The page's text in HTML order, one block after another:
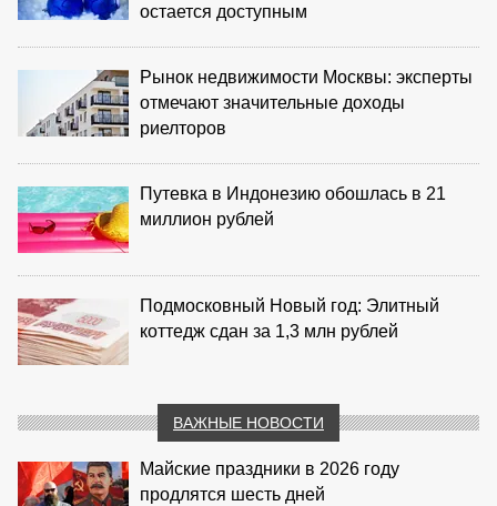
остается доступным
Рынок недвижимости Москвы: эксперты
отмечают значительные доходы
риелторов
Путевка в Индонезию обошлась в 21
миллион рублей
Подмосковный Новый год: Элитный
коттедж сдан за 1,3 млн рублей
ВАЖНЫЕ НОВОСТИ
Майские праздники в 2026 году
продлятся шесть дней